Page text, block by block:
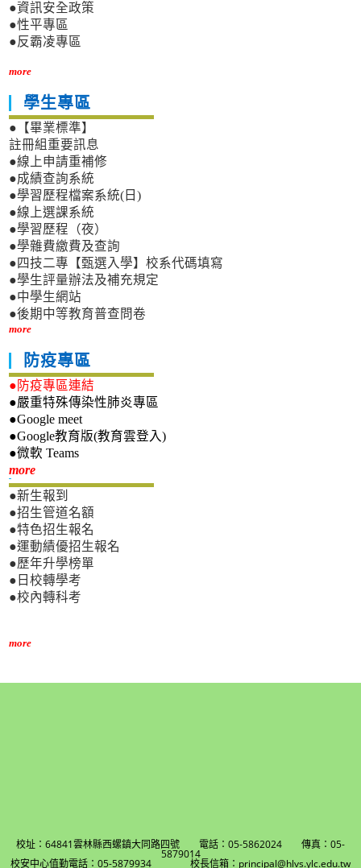
●資訊安全政策
●性平專區
●反霸凌專區
more
學生專區
●【畢業標準】
註冊組重要訊息
●線上申請重補修
●成績查詢系統
●學習歷程檔案系統(日)
●線上選課系統
●學習歷程（夜）
●學雜費繳費及查詢
●四技二專【甄選入學】校系代碼填寫
●學生評量辦法及補充規定
●中學生網站
●後期中等教育普查問卷
more
防疫專區
●防疫專區連結
●嚴重特殊傳染性肺炎專區
●Google meet
●Google教育版(教育雲登入)
●微軟 Teams
more新生專區
●新生報到
●招生管道名額
●特色招生報名
●運動績優招生報名
●歷年升學榜單
●日校轉學考
●校內轉科考
more
校址：64841雲林縣西螺鎮大同路四號 電話：05-5862024 傳真：05-
5879014
校安中心值勤電話：05-5879934 校長信箱：principal@hlvs.ylc.edu.tw